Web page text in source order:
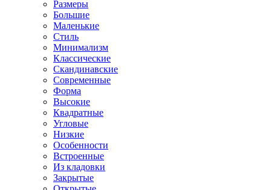
Размеры
Большие
Маленькие
Стиль
Минимализм
Классические
Скандинавские
Современные
Форма
Высокие
Квадратные
Угловые
Низкие
Особенности
Встроенные
Из кладовки
Закрытые